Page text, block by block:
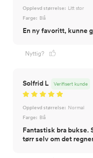
Opplevd størrelse: Litt stor
Farge: Blå
En ny favoritt, kunne
Nyttig?
Solfrid L Verifisert kunde
Opplevd størrelse: Normal
Farge: Blå
Fantastisk bra bukse.
tørr selv om det